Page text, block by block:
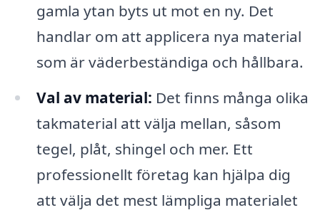
gamla ytan byts ut mot en ny. Det
handlar om att applicera nya material
som är väderbeständiga och hållbara.
Val av material: Det finns många olika
takmaterial att välja mellan, såsom
tegel, plåt, shingel och mer. Ett
professionellt företag kan hjälpa dig
att välja det mest lämpliga materialet